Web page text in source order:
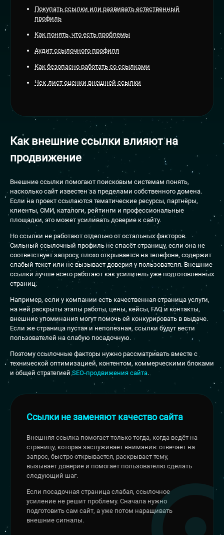
Покупать ссылки или развивать естественный
профиль
Как понять, что есть проблемы
Аудит ссылочного профиля
Как безопасно работать со ссылками
Чек-лист оценки внешней ссылки
Как внешние ссылки влияют на
продвижение
Внешние ссылки помогают поисковым системам понять,
насколько сайт известен за пределами собственного домена.
Если на проект ссылаются тематические ресурсы, партнёры,
клиенты, СМИ, каталоги, рейтинги и профессиональные
площадки, это может усиливать доверие к сайту.
Но ссылки не работают отдельно от остальных факторов.
Сильный ссылочный профиль не спасёт страницу, если она не
соответствует запросу, плохо открывается на телефоне, содержит
слабый текст или не вызывает доверия у пользователя. Внешние
ссылки лучше всего работают как усилитель уже подготовленных
страниц.
Например, если у компании есть качественная страница услуги,
на ней раскрыты этапы работы, цены, кейсы, FAQ и контакты,
внешние упоминания могут помочь ей конкурировать в выдаче.
Если же страница пустая и неполезная, ссылки будут вести
пользователей на слабую посадочную.
Поэтому ссылочные факторы нужно рассматривать вместе с
технической оптимизацией, контентом, коммерческими блоками
и общей стратегиейSEO-продвижения сайта.
Ссылки не заменяют качество сайта
Внешняя ссылка помогает только тогда, когда ведёт на
страницу, которая заслуживает внимания: отвечает на
запрос, быстро открывается, раскрывает тему,
вызывает доверие и помогает пользователю сделать
следующий шаг.
Если посадочная страница слабая, ссылочное
усиление не решит проблему. Сначала нужно
подготовить сам сайт, а уже потом наращивать
внешние сигналы.